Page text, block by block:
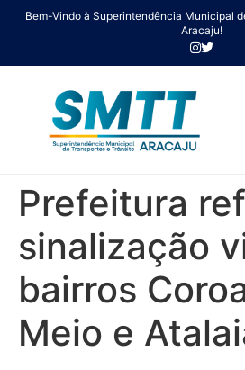
Bem-Vindo à Superintendência Municipal
Aracaju!
Prefeitura
sinalização
bairros
Meio e